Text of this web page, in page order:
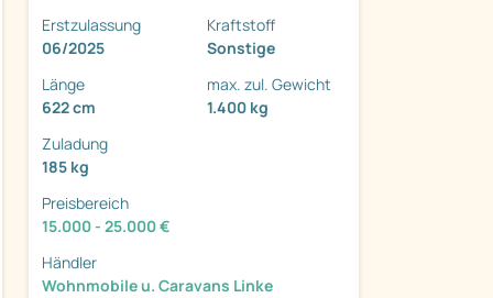
Erstzulassung
06/2025
Kraftstoff
Sonstige
Länge
622 cm
max. zul. Gewicht
1.400 kg
Zuladung
185 kg
Preisbereich
15.000 - 25.000 €
Händler
Wohnmobile u. Caravans Linke